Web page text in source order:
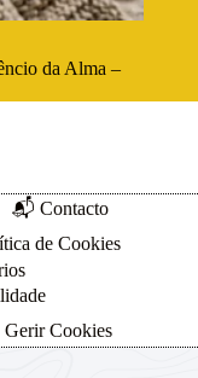
da Alma –
📬 Contacto
de Cookies
Gerir Cookies